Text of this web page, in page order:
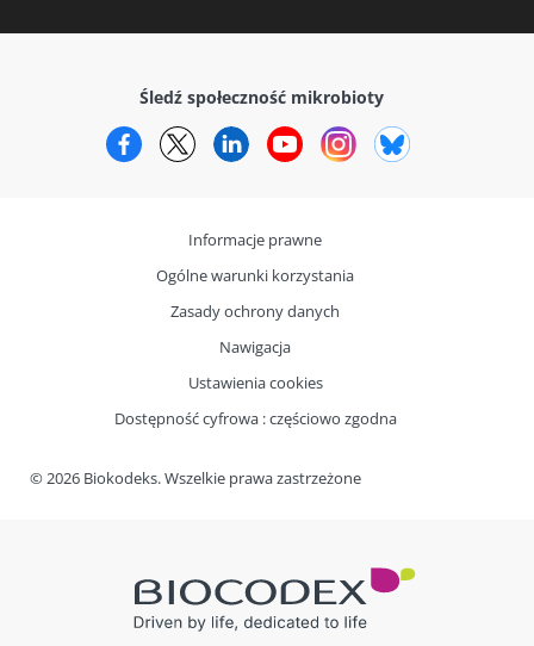
Śledź społeczność mikrobioty
FacebookTwitterLinkedInYouTubeInstagram
© 2026 Biokodeks. Wszelkie prawa zastrzeżone
Informacje prawne
Ogólne warunki korzystania
Zasady ochrony danych
Nawigacja
Ustawienia cookies
Dostępność cyfrowa : częściowo zgodna